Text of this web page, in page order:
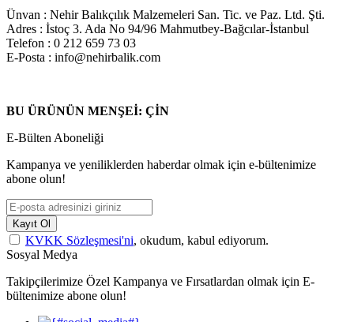
Ünvan : Nehir Balıkçılık Malzemeleri San. Tic. ve Paz. Ltd. Şti.
Adres : İstoç 3. Ada No 94/96 Mahmutbey-Bağcılar-İstanbul
Telefon : 0 212 659 73 03
E-Posta : info@nehirbalik.com
BU ÜRÜNÜN MENŞEİ: ÇİN
E-Bülten Aboneliği
Kampanya ve yeniliklerden haberdar olmak için e-bültenimize
abone olun!
Kayıt Ol
KVKK Sözleşmesi'ni, okudum, kabul ediyorum.
Sosyal Medya
Takipçilerimize Özel Kampanya ve Fırsatlardan olmak için E-
bültenimize abone olun!